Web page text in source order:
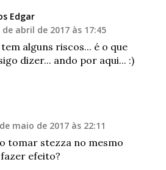
Edgar
de abril de 2017 às 17:45
tem alguns riscos... é o que
dizer... ando por aqui... :)
maio de 2017 às 22:11
tomar stezza no mesmo
efeito?